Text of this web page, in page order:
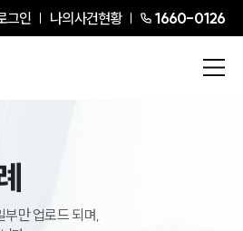
그인 나의사건현황 1660-0126
부만 업로드 되며,